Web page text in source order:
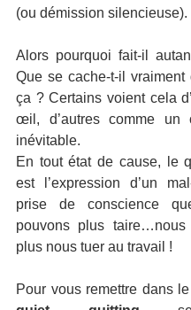
(ou démission silencieuse).
Alors pourquoi fait-il
Que se cache-t-il vraiment
ça ? Certains voient cela
œil, d’autres comme un
inévitable.
En tout état de cause, le
est l’expression d’un
prise de conscience
pouvons plus taire…nous
plus nous tuer au travail !